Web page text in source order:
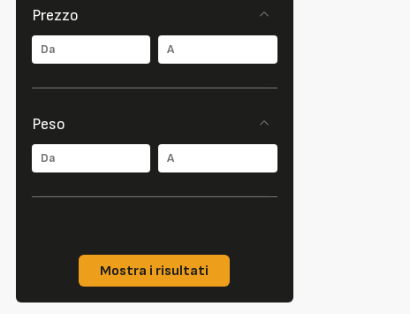
Prezzo
Peso
Mostra i risultati